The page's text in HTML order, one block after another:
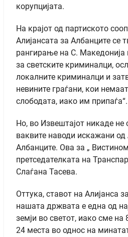
корупцијата.
На крајот од партиското
Алијансата за Албанците се
рангирање на С. Македонија
за светските криминалци,
локалните криминалци и
невините граѓани, кои
слободата, иако им припаѓа“.
Но, во Извештајот никаде не
ваквите наводи искажани од
Албанците. Ова за „
претседателката на
Слаѓана Тасева.
Оттука, ставот на Алијанса
нашата држвата е една од
земји во светот, иако сме на
24 места во однос на